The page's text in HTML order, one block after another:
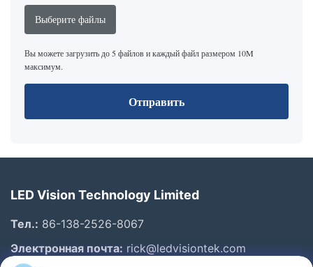
Выберите файлы
Вы можете загрузить до 5 файлов и каждый файл размером 10M
максимум.
Отправить
LED Vision Technology Limited
Тел.: 86-138-2526-8067
Электронная почта: rick@ledvisiontek.com